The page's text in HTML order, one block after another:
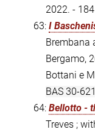
2022. -
63: I
Brembana
Bergamo,
Bottani e
BAS 30-
64: Bellotto -
Treves ;